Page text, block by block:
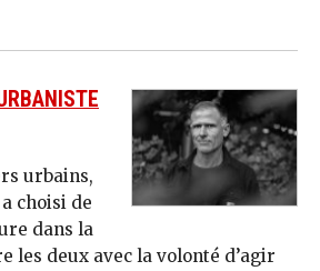
urbains,
choisi de
dans la
les deux avec la volonté d’agir